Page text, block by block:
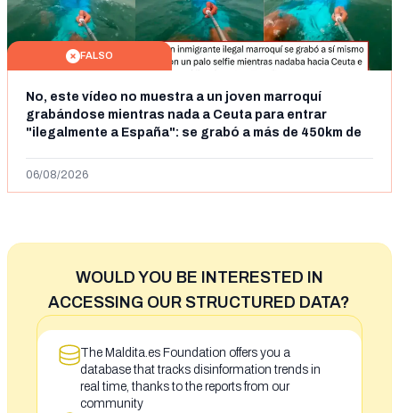
FALSO
No, este vídeo no muestra a un joven marroquí
grabándose mientras nada a Ceuta para entrar
"ilegalmente a España": se grabó a más de 450km de
06/08/2026
WOULD YOU BE INTERESTED IN
ACCESSING OUR STRUCTURED DATA?
The Maldita.es Foundation offers you a
database that tracks disinformation trends in
real time, thanks to the reports from our
community